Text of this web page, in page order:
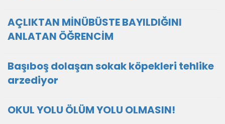
AÇLIKTAN MİNÜBÜSTE BAYILDIĞINI
ANLATAN ÖĞRENCİM
Başıboş dolaşan sokak köpekleri tehlike
arzediyor
OKUL YOLU ÖLÜM YOLU OLMASIN!